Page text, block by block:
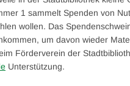
1 sammelt Spenden von
wollen. Das
um davon wieder
Förderverein der
Unterstützung.